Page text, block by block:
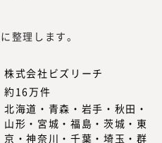
、外部人材活用や新
リスキリング、サス
査・研究、情報を提
。
登録いただいている
は8万名を越えまし
整理します。
株式会社ビズリーチ
約16万件
北海道・青森・岩手・秋田・
山形・宮城・福島・茨城・東
京・神奈川・千葉・埼玉・群